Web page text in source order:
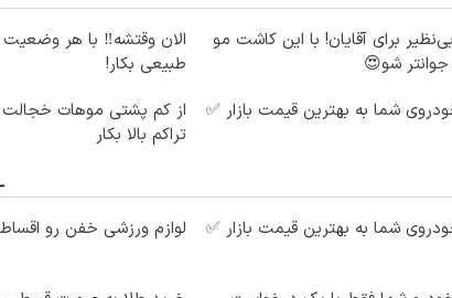
برای آقایان! با این کاشت مو
الان وقتشه‼️ با هر
طبیعی بکار!
شما به بهترین قیمت بازار ✅
از کم پشتی موهات خجالت
تراکم بالا بکار
شما به بهترین قیمت بازار ✅ لوازم ورزشی خفن رو